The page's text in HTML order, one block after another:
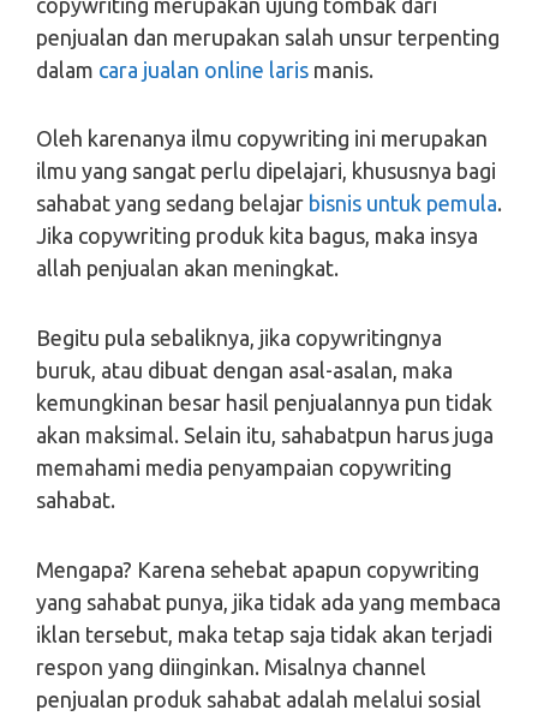
penjualan dan merupakan salah unsur terpenting
dalam cara jualan online laris manis.
Oleh karenanya ilmu copywriting ini merupakan
ilmu yang sangat perlu dipelajari, khususnya bagi
sahabat yang sedang belajar bisnis untuk pemula.
Jika copywriting produk kita bagus, maka insya
allah penjualan akan meningkat.
Begitu pula sebaliknya, jika copywritingnya
buruk, atau dibuat dengan asal-asalan, maka
kemungkinan besar hasil penjualannya pun tidak
akan maksimal. Selain itu, sahabatpun harus juga
memahami media penyampaian copywriting
sahabat.
Mengapa? Karena sehebat apapun copywriting
yang sahabat punya, jika tidak ada yang membaca
iklan tersebut, maka tetap saja tidak akan terjadi
respon yang diinginkan. Misalnya channel
penjualan produk sahabat adalah melalui sosial